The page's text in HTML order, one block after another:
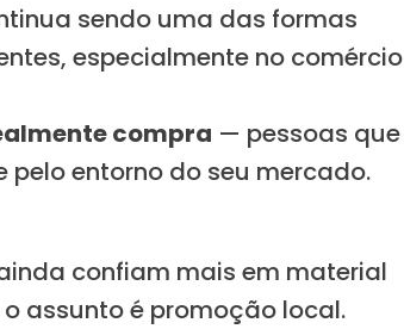
sendo uma das formas
especialmente no comércio
compra — pessoas que
entorno do seu mercado.
confiam mais em material
assunto é promoção local.